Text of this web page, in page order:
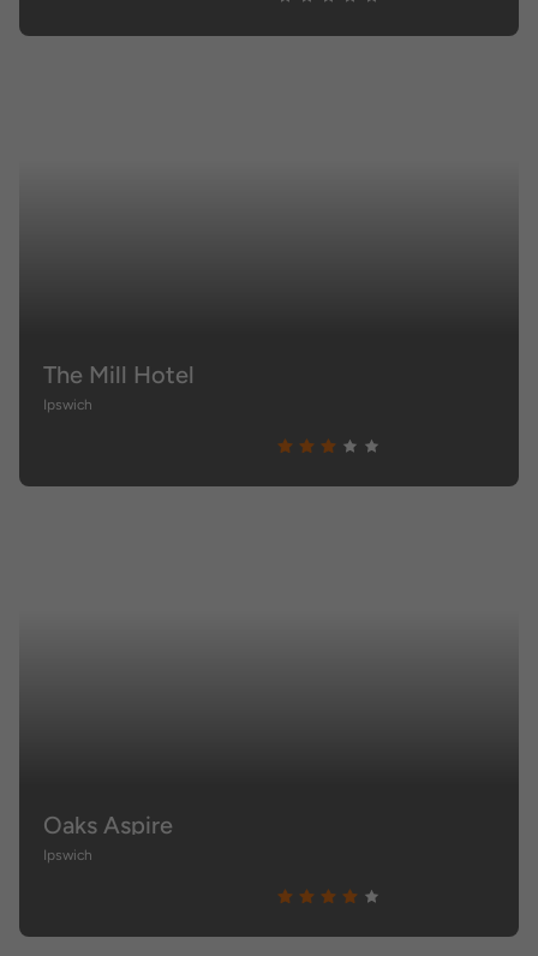
The Mill Hotel
Ipswich
Oaks Aspire
Ipswich